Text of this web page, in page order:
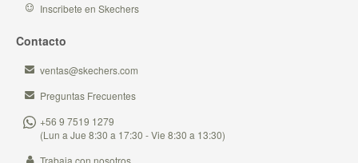
Inscribete en Skechers
Contacto
ventas@skechers.com
Preguntas Frecuentes
+56 9 7519 1279
(Lun a Jue 8:30 a 17:30 - Vie 8:30 a 13:30)
Trabaja con nosotros